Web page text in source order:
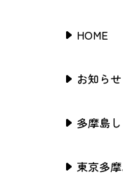
HOME
お知らせ
多摩島
東京多